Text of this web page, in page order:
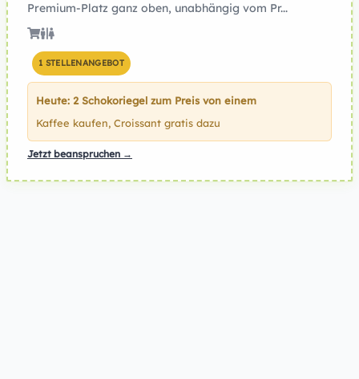
Premium-Platz ganz oben, unabhängig vom Pr...
1 STELLENANGEBOT
Heute: 2 Schokoriegel zum Preis von einem
Kaffee kaufen, Croissant gratis dazu
Jetzt beanspruchen →